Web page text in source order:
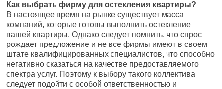
Как выбрать фирму для остекления квартиры?
В настоящее время на рынке существует масса
компаний, которые готовы выполнить остекление
вашей квартиры. Однако следует помнить, что спрос
рождает предложение и не все фирмы имеют в своем
штате квалифицированных специалистов, что способно
негативно сказаться на качестве предоставляемого
спектра услуг. Поэтому к выбору такого коллектива
следует подойти с особой ответственностью и